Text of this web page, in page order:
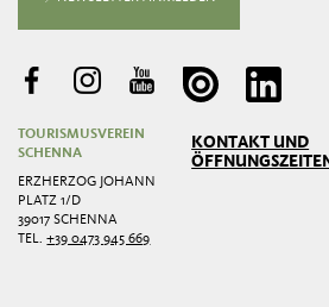
TOURISMUSVEREIN
SCHENNA
ERZHERZOG JOHANN
PLATZ 1/D
39017 SCHENNA
TEL.+39 0473 945 669
KONTAKT UND